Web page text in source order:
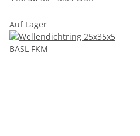
Auf Lager